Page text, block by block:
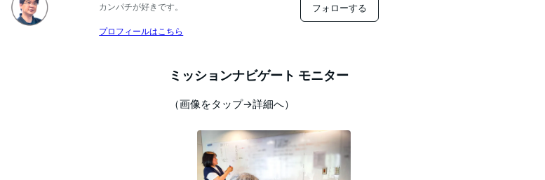
カンパチが好きです。
プロフィールはこちら
フォローする
ミッションナビゲート モニター
（画像をタップ→詳細へ）